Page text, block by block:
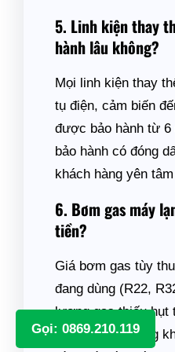
Gọi: 0869.210.119
5. Linh kiện thay
hành lâu không?
Mọi linh kiện thay
tụ điện, cảm biến
được bảo hành từ 6
bảo hành có đóng
khách hàng yên
6. Bơm gas máy
tiền?
Giá bơm gas tùy
đang dùng (R22,
lượng gas thiếu hụt
đồng hồ gas công